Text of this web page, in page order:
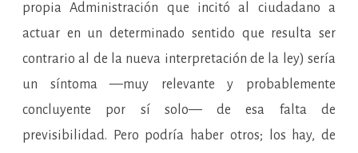
propia Administración que incitó al ciudadano a
actuar en un determinado sentido que resulta ser
contrario al de la nueva interpretación de la ley) sería
un síntoma —muy relevante y probablemente
concluyente por sí solo— de esa falta de
previsibilidad. Pero podría haber otros; los hay, de